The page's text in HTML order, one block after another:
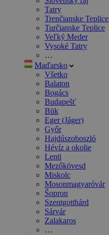
Tatry
Trenčianske Teplice
Turčianske Teplice
Veľký Meder
Vysoké Tatry
…
Maďarsko
Všetko
Balaton
Bogács
Budapešť
Bük
Eger (Jáger)
Győr
Hajdúszoboszló
Hévíz a okolie
Lenti
Mezőkövesd
Miskolc
Mosonmagyaróvár
Šopron
Szentgotthárd
Sárvár
Zalakaros
…